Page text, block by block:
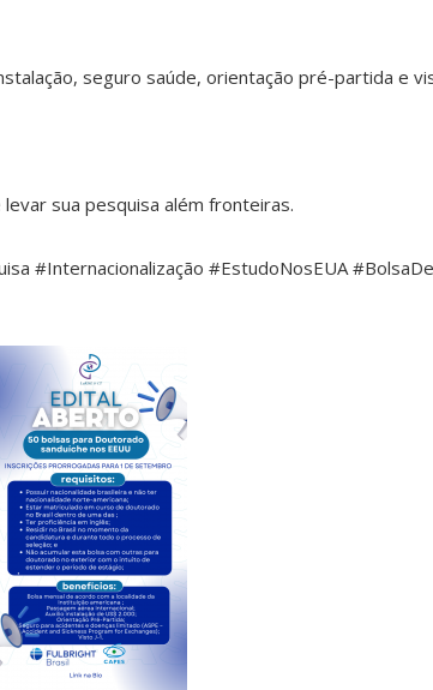
seguro saúde, orientação pré-partida e
sua pesquisa além fronteiras.
#Internacionalização #EstudoNosEUA